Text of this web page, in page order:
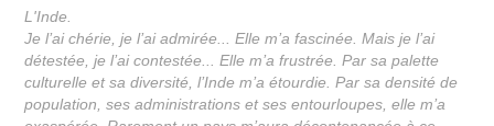
L'Inde.
Je l’ai chérie, je l’ai admirée... Elle m’a fascinée. Mais je l’ai
détestée, je l’ai contestée... Elle m’a frustrée. Par sa palette
culturelle et sa diversité, l’Inde m’a étourdie. Par sa densité de
population, ses administrations et ses entourloupes, elle m’a